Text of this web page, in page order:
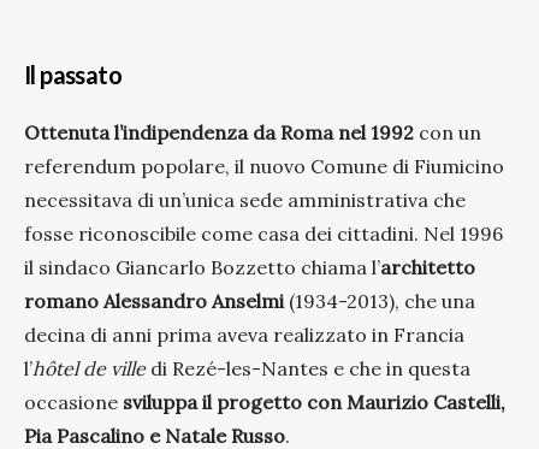
Il passato
Ottenuta l’indipendenza da Roma nel 1992 con un
referendum popolare, il nuovo Comune di Fiumicino
necessitava di un’unica sede amministrativa che
fosse riconoscibile come casa dei cittadini. Nel 1996
il sindaco Giancarlo Bozzetto chiama l’architetto
romano Alessandro Anselmi (1934-2013), che una
decina di anni prima aveva realizzato in Francia
l’hôtel de villedi Rezé-les-Nantes e che in questa
occasione sviluppa il progetto con Maurizio Castelli,
Pia Pascalino e Natale Russo.